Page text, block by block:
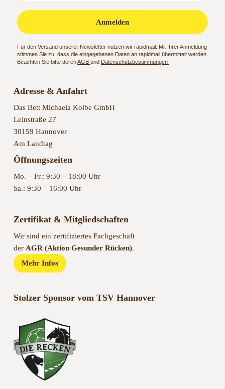
Anmelden
Für den Versand unserer Newsletter nutzen wir rapidmail. Mit Ihrer Anmeldung
stimmen Sie zu, dass die eingegebenen Daten an rapidmail übermittelt werden.
Beachten Sie bitte derenAGB und Datenschutzbestimmungen
Adresse & Anfahrt
Das Bett Michaela Kolbe GmbH
Leinstraße 27
30159 Hannover
Am Landtag
Öffnungszeiten
Mo. – Fr.: 9:30 – 18:00 Uhr
Sa.: 9:30 – 16:00 Uhr
Zertifikat & Mitgliedschaften
Wir sind ein zertifiziertes Fachgeschäft
der AGR (Aktion Gesunder Rücken).
Mehr Infos
Stolzer Sponsor vom TSV Hannover